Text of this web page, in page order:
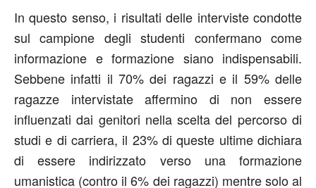
In questo senso, i risultati delle interviste condotte
sul campione degli studenti confermano come
informazione e formazione siano indispensabili.
Sebbene infatti il 70% dei ragazzi e il 59% delle
ragazze intervistate affermino di non essere
influenzati dai genitori nella scelta del percorso di
studi e di carriera, il 23% di queste ultime dichiara
di essere indirizzato verso una formazione
umanistica (contro il 6% dei ragazzi) mentre solo al